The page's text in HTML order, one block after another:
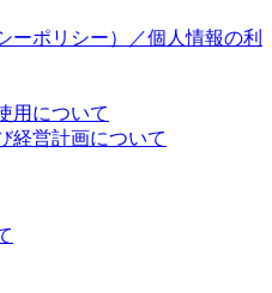
ーポリシー）／個人情報の利
用について
経営計画について